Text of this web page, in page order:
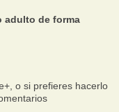
adulto de forma
o si prefieres hacerlo